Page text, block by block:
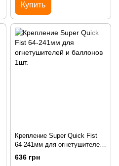
Купить
Крепление Super Quick Fist
64-241мм для огнетушителей
и баллонов 1шт.
636 грн